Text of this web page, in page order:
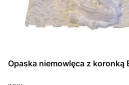
Opaska niemowlęca z koronką